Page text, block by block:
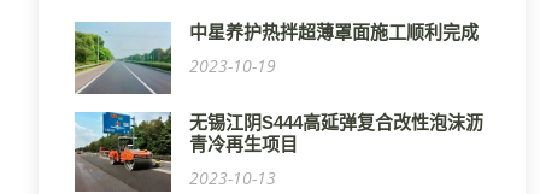
中星养护热拌超薄罩面施工顺利完成
2023-10-19
无锡江阴S444高延弹复合改性泡沫沥
青冷再生项目
2023-10-13